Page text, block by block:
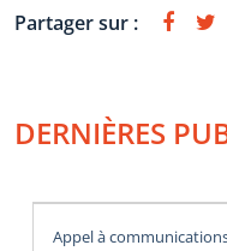
Partager sur :
DERNIÈRES
Appel à